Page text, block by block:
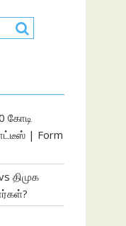
கோடி
| Form
திமுக